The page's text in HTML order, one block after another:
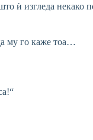
ѝ изгледа некако
му го каже тоа…